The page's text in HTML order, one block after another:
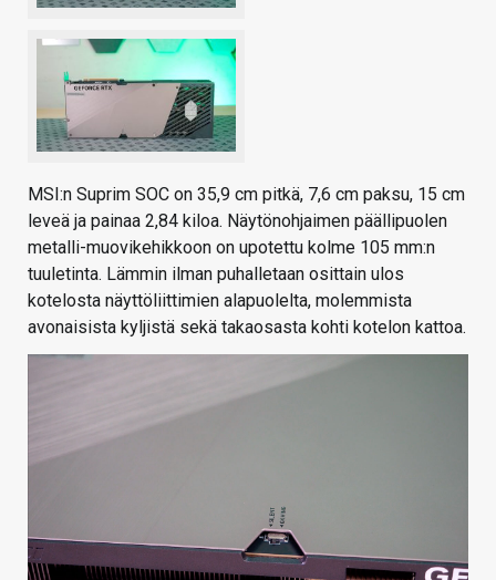
MSI:n Suprim SOC on 35,9 cm pitkä, 7,6 cm paksu, 15 cm
leveä ja painaa 2,84 kiloa. Näytönohjaimen päällipuolen
metalli-muovikehikkoon on upotettu kolme 105 mm:n
tuuletinta. Lämmin ilman puhalletaan osittain ulos
kotelosta näyttöliittimien alapuolelta, molemmista
avonaisista kyljistä sekä takaosasta kohti kotelon kattoa.